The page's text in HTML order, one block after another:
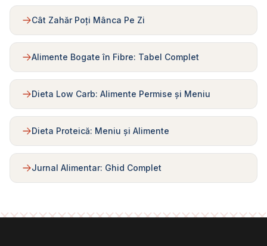
Cât Zahăr Poți Mânca Pe Zi
Alimente Bogate în Fibre: Tabel Complet
Dieta Low Carb: Alimente Permise și Meniu
Dieta Proteică: Meniu și Alimente
Jurnal Alimentar: Ghid Complet